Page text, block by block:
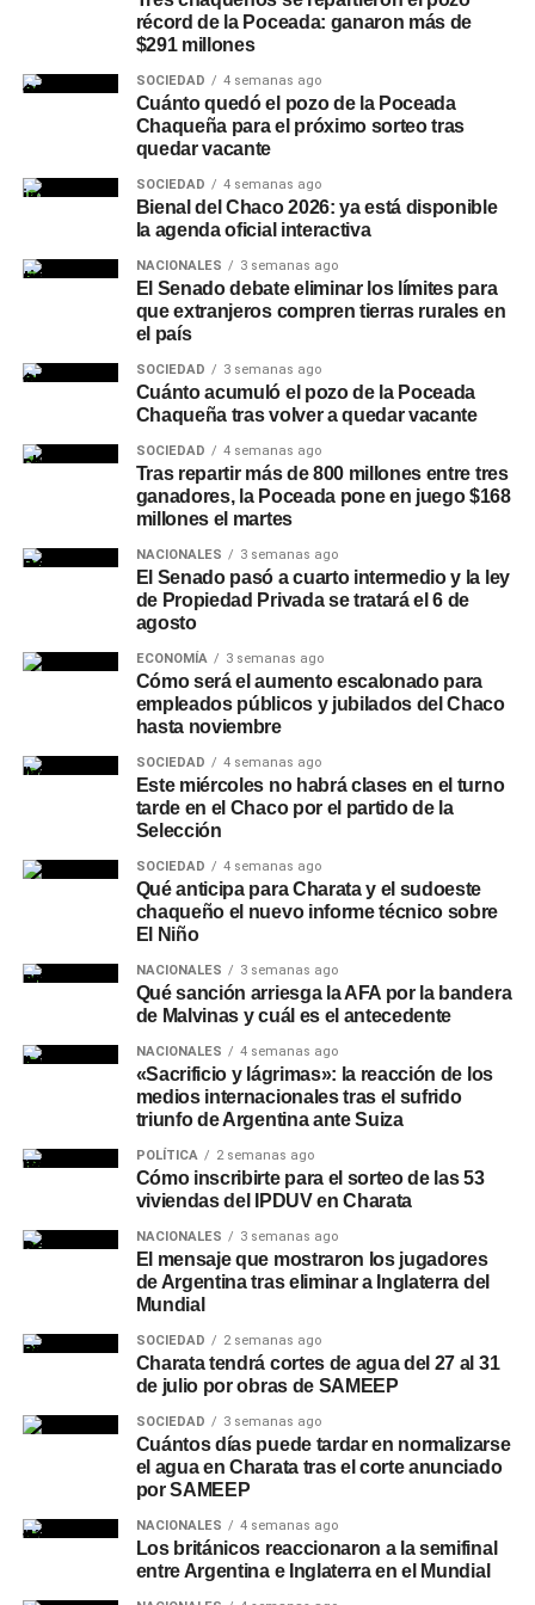
riesgos sin abandonar el ritual social.
Mapeo de maridajes: La cerveza amplió su
presencia en la gastronomía formal, combinándose
con carnes a las brasas, pastas e incluso postres.
envío a domicilio registraron subas constantes en
la demanda, especialmente durante eventos
deportivos de gran escala.
Secretos para servirla y
conservar la calidad
Especialistas del sector señalan que la forma de servido
molestias digestivas. La presencia de dos dedos de
espuma es obligatoria para proteger la bebida del
contacto con el oxígeno y retener la gasificación.
A su vez, recomiendan volcar siempre el contenido dentro
de un vaso o copa. Esta práctica permite la liberación del
exceso de gas carbónico, reduciendo la sensación de
pesadez e hinchazón y resaltando las notas del lúpulo y
urbanas y notas deSociedaden nuestro
récord de la Poceada: ganaron más de
$291 millones
SOCIEDAD 4 semanas ago
Cuánto quedó el pozo de la Poceada
Chaqueña para el próximo sorteo tras
quedar vacante
SOCIEDAD 4 semanas ago
Bienal del Chaco 2026: ya está disponible
la agenda oficial interactiva
NACIONALES 3 semanas ago
El Senado debate eliminar los límites para
que extranjeros compren tierras rurales en
el país
SOCIEDAD 3 semanas ago
Cuánto acumuló el pozo de la Poceada
Chaqueña tras volver a quedar vacante
SOCIEDAD 4 semanas ago
Tras repartir más de 800 millones entre tres
ganadores, la Poceada pone en juego $168
millones el martes
NACIONALES 3 semanas ago
El Senado pasó a cuarto intermedio y la ley
de Propiedad Privada se tratará el 6 de
agosto
ECONOMÍA 3 semanas ago
Cómo será el aumento escalonado para
empleados públicos y jubilados del Chaco
hasta noviembre
SOCIEDAD 4 semanas ago
Este miércoles no habrá clases en el turno
tarde en el Chaco por el partido de la
Selección
SOCIEDAD 4 semanas ago
Qué anticipa para Charata y el sudoeste
chaqueño el nuevo informe técnico sobre
El Niño
NACIONALES 3 semanas ago
Qué sanción arriesga la AFA por la bandera
de Malvinas y cuál es el antecedente
NACIONALES 4 semanas ago
«Sacrificio y lágrimas»: la reacción de los
medios internacionales tras el sufrido
triunfo de Argentina ante Suiza
POLÍTICA 2 semanas ago
Cómo inscribirte para el sorteo de las 53
viviendas del IPDUV en Charata
NACIONALES 3 semanas ago
El mensaje que mostraron los jugadores
de Argentina tras eliminar a Inglaterra del
Mundial
SOCIEDAD 2 semanas ago
Charata tendrá cortes de agua del 27 al 31
de julio por obras de SAMEEP
SOCIEDAD 3 semanas ago
Cuántos días puede tardar en normalizarse
el agua en Charata tras el corte anunciado
por SAMEEP
NACIONALES 4 semanas ago
Los británicos reaccionaron a la semifinal
entre Argentina e Inglaterra en el Mundial